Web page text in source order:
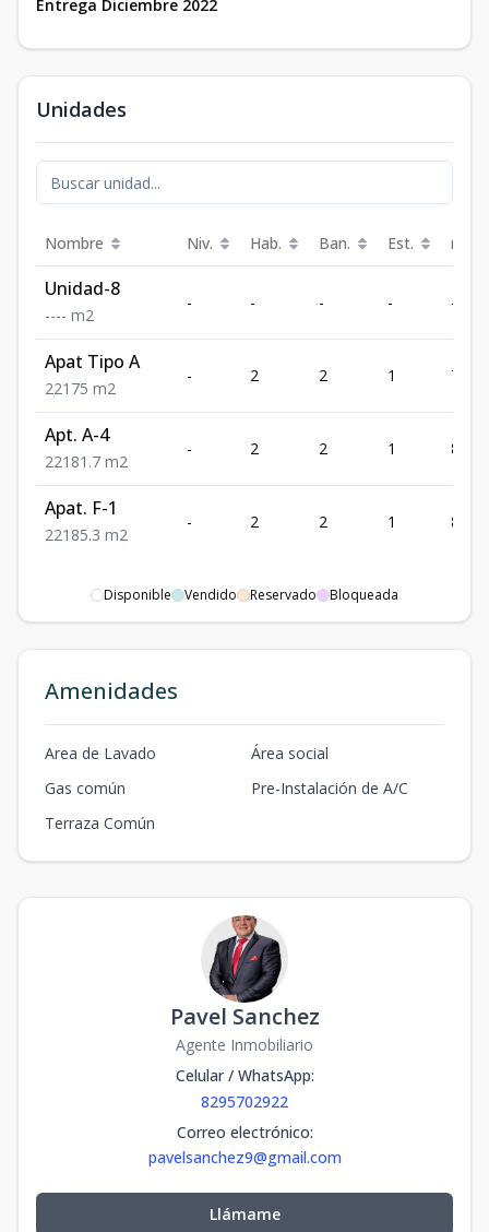
Entrega Diciembre 2022
Unidades
Nombre Niv. Hab. Ban. Est. m²
Unidad-8
---- m2
- - - - -
Apat Tipo A
221 75 m2
- 2 2 1 75
Apt. A-4
221 81.7 m2
- 2 2 1 81.7
Apat. F-1
221 85.3 m2
- 2 2 1 85.3
Disponible Vendido Reservado Bloqueada
Amenidades
Area de Lavado
Área social
Gas común
Pre-Instalación de A/C
Terraza Común
Pavel Sanchez
Agente Inmobiliario
Celular / WhatsApp:
8295702922
Correo electrónico:
pavelsanchez9@gmail.com
Llámame